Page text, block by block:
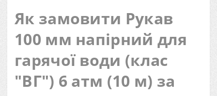
Як замовити Рукав
100 мм напірний для
гарячої води (клас
"ВГ") 6 атм (10 м) за